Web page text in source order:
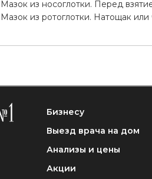
Мазок из носоглотки. Перед
Мазок из ротоглотки. Натощак
Бизнесу
Выезд врача на дом
Анализы и цены
Акции